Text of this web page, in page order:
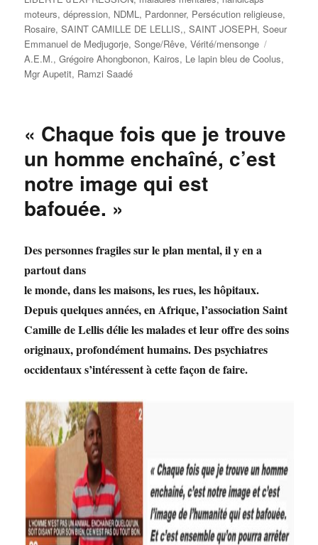
moteurs, dépression, NDML, Pardonner, Persécution religieuse,
Rosaire,SAINT CAMILLE DE LELLIS,,SAINT JOSEPH,Soeur
Emmanuel de Medjugorje,Songe/Rêve,Vérité/mensonge
A.E.M.,Grégoire Ahongbonon, Kairos, Le lapin bleu de Coolus,
Mgr Aupetit, Ramzi Saadé
« Chaque fois que je trouve
un homme enchaîné, c’est
notre image qui est
bafouée. »
Des personnes fragiles sur le plan mental, il y en a
partout dans
le monde,dans les maisons, les rues, les hôpitaux.
Depuis quelques années, en Afrique, l’association Saint
Camille de Lellis délie les malades et leur offre des soins
originaux, profondément humains. Des psychiatres
occidentaux s’intéressent à cette façon de faire.